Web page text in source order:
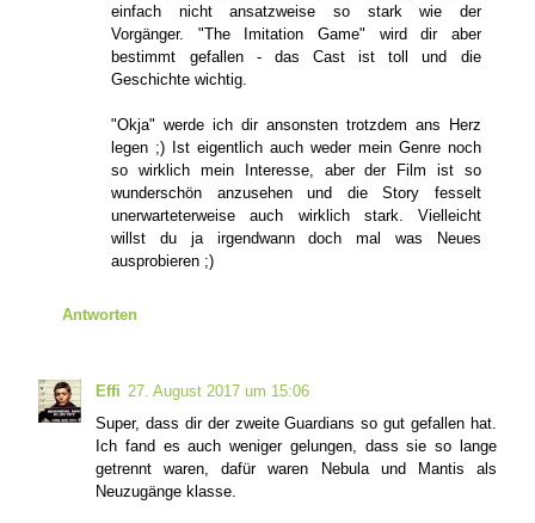
einfach nicht ansatzweise so stark wie der
Vorgänger. "The Imitation Game" wird dir aber
bestimmt gefallen - das Cast ist toll und die
Geschichte wichtig.
"Okja" werde ich dir ansonsten trotzdem ans Herz
legen ;) Ist eigentlich auch weder mein Genre noch
so wirklich mein Interesse, aber der Film ist so
wunderschön anzusehen und die Story fesselt
unerwarteterweise auch wirklich stark. Vielleicht
willst du ja irgendwann doch mal was Neues
ausprobieren ;)
Antworten
Effi 27. August 2017 um 15:06
Super, dass dir der zweite Guardians so gut gefallen hat.
Ich fand es auch weniger gelungen, dass sie so lange
getrennt waren, dafür waren Nebula und Mantis als
Neuzugänge klasse.